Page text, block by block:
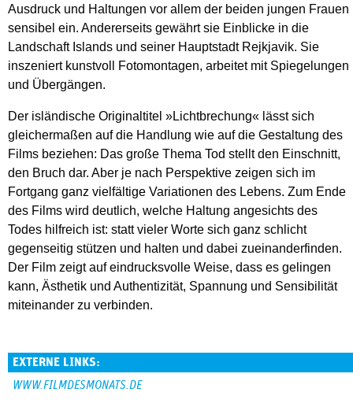
Ausdruck und Haltungen vor allem der beiden jungen Frauen
sensibel ein. Andererseits gewährt sie Einblicke in die
Landschaft Islands und seiner Hauptstadt Rejkjavik. Sie
inszeniert kunstvoll Fotomontagen, arbeitet mit Spiegelungen
und Übergängen.
Der isländische Originaltitel »Lichtbrechung« lässt sich
gleichermaßen auf die Handlung wie auf die Gestaltung des
Films beziehen: Das große Thema Tod stellt den Einschnitt,
den Bruch dar. Aber je nach Perspektive zeigen sich im
Fortgang ganz vielfältige Variationen des Lebens. Zum Ende
des Films wird deutlich, welche Haltung angesichts des
Todes hilfreich ist: statt vieler Worte sich ganz schlicht
gegenseitig stützen und halten und dabei zueinanderfinden.
Der Film zeigt auf eindrucksvolle Weise, dass es gelingen
kann, Ästhetik und Authentizität, Spannung und Sensibilität
miteinander zu verbinden.
EXTERNE LINKS:
WWW.FILMDESMONATS.DE